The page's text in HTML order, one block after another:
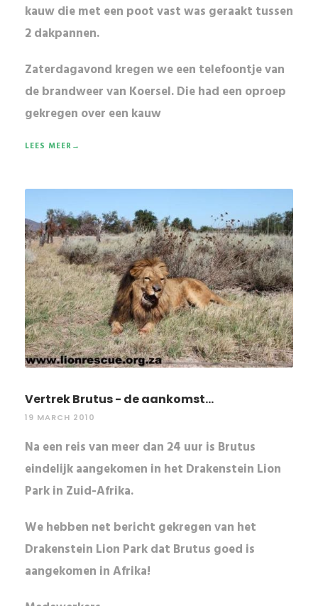
kauw die met een poot vast was geraakt tussen
2 dakpannen.
Zaterdagavond kregen we een telefoontje van
de brandweer van Koersel. Die had een oproep
gekregen over een kauw
LEES MEER→
Vertrek Brutus - de aankomst...
19 MARCH 2010
Na een reis van meer dan 24 uur is Brutus
eindelijk aangekomen in het Drakenstein Lion
Park in Zuid-Afrika.
We hebben net bericht gekregen van het
Drakenstein Lion Parkdat Brutus goed is
aangekomen inAfrika!